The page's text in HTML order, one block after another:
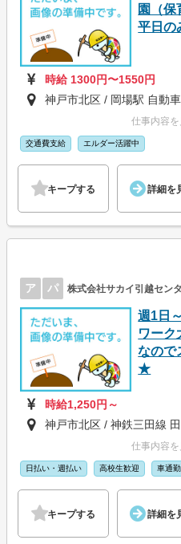
園（
平日の
時給 1300円〜1550円
神戸市北区 / 岡場駅 自動
仕事内容
交通費支給 エルダー活躍中
キープする 詳細を
ア パ 株式会社サカイ引越セン
週1日
ワーク
なので
★
時給1,250円～
神戸市北区 / 神鉄三田線
仕事内容
日払い・週払い 高校生歓迎 車通
キープする 詳細を